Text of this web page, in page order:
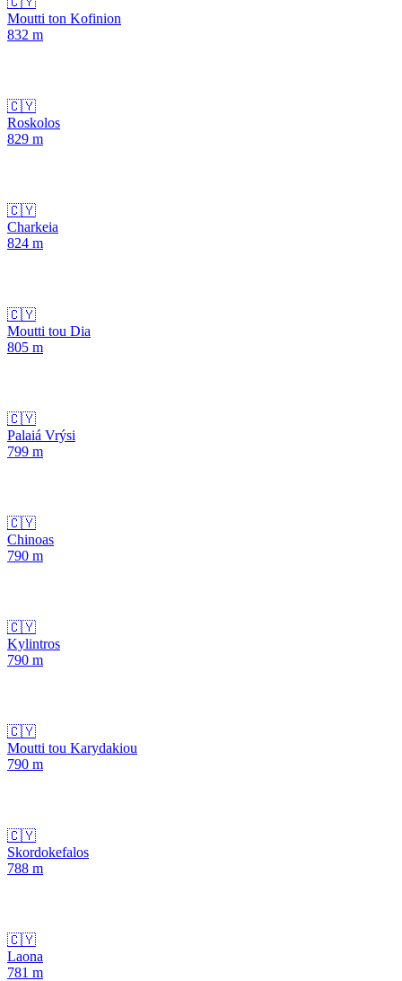
Moutti ton Kofinion
832 m
🇨🇾
Roskolos
829 m
🇨🇾
Charkeia
824 m
🇨🇾
Moutti tou Dia
805 m
🇨🇾
Palaiá Vrýsi
799 m
🇨🇾
Chinoas
790 m
🇨🇾
Kylintros
790 m
🇨🇾
Moutti tou Karydakiou
790 m
🇨🇾
Skordokefalos
788 m
🇨🇾
Laona
781 m